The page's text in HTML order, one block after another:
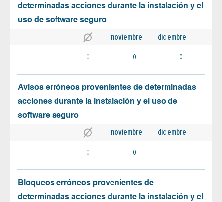
determinadas acciones durante la instalación y el
uso de software seguro
noviembre diciembre
0 0 0
Avisos erróneos provenientes de determinadas
acciones durante la instalación y el uso de
software seguro
noviembre diciembre
0 0
Bloqueos erróneos provenientes de
determinadas acciones durante la instalación y el